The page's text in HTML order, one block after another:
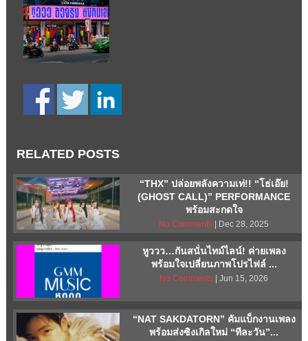
RELATED POSTS
“THX” ปล่อยพลังความเท่!! “โธ่เอ๊ย!
(GHOST CALL)” PERFORMANCE
พร้อมสะกดใจ
No Comments | Dec 28, 2025
หูววว…กันสนั่นไทม์ไลน์! ค่ายเพลง
พร้อมใจเปลี่ยนภาพโปรไฟล์ ...
No Comments | Jun 15, 2026
“NAT SAKDATORN” คัมแบ็กงานเพลง
พร้อมส่งซิงเกิลใหม่ “ทีละวัน”...